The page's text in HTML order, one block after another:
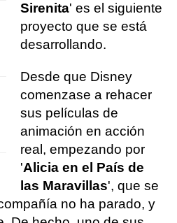
Sirenita' es el siguiente
proyecto que se está
desarrollando.
Desde que Disney
comenzase a rehacer
sus películas de
animación en acción
real, empezando por
'Alicia en el País de
las Maravillas', que se
no ha parado, y